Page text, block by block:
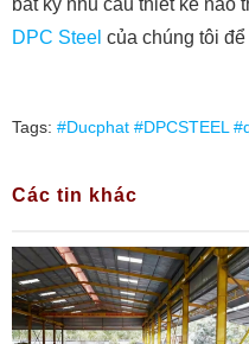
DPC Steel của chúng tôi
Tags: #Ducphat #DPCSTEEL
Các tin khác